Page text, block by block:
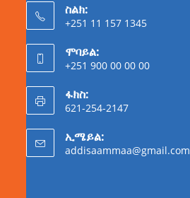
ስልክ:
+251 11 157 1345
ሞባይል:
+251 900 00 00 00
ፋክስ:
621-254-2147
ኢሜይል:
addisaammaa@gmail.com